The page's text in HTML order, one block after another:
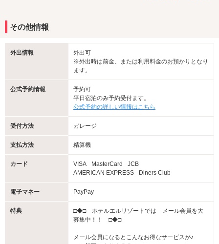
その他情報
外出情報
外出可
※外出時は前金、または利用料金のお預かりとなり
ます。
公式予約情報
予約可
平日宿泊のみ予約受付ます。
公式予約の詳しい情報はこちら
受付方法 ガレージ
支払方法 精算機
カード VISA MasterCard
JCB
AMERICAN EXPRESS
Diners Club
電子マネー PayPay
特典
□◆□ ホテルエルリゾートでは メール会員を大
募集中！！ □◆□
メール会員になるとこんなお得なサービスが♪